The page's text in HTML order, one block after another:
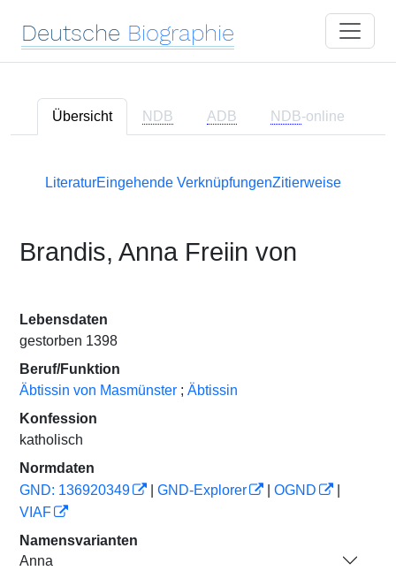
Deutsche Biographie
Übersicht NDB ADB NDB-online
LiteraturEingehende VerknüpfungenZitierweise
Brandis, Anna Freiin von
Lebensdaten
gestorben 1398
Beruf/Funktion
Äbtissin von Masmünster ; Äbtissin
Konfession
katholisch
Normdaten
GND: 136920349
GND-Explorer OGND
VIAF
Namensvarianten
Anna